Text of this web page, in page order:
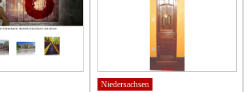
Niedersachsen